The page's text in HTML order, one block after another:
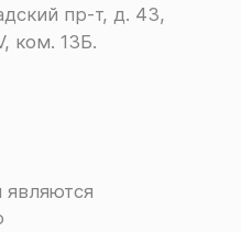
пр-т, д. 43,
ком. 13Б.
являются